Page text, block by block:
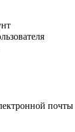
почты